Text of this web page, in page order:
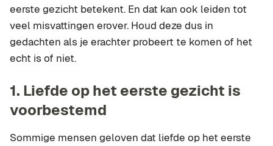
eerste gezicht betekent. En dat kan ook leiden tot
veel misvattingen erover. Houd deze dus in
gedachten als je erachter probeert te komen of het
echt is of niet.
1. Liefde op het eerste gezicht is
voorbestemd
Sommige mensen geloven dat liefde op het eerste